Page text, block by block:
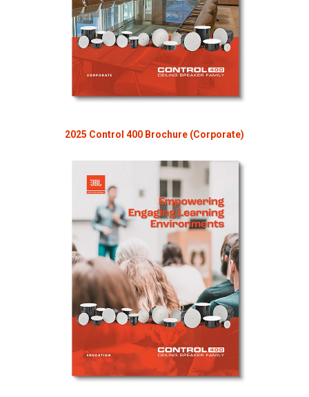
2025 Control 400 Brochure (Corporate)